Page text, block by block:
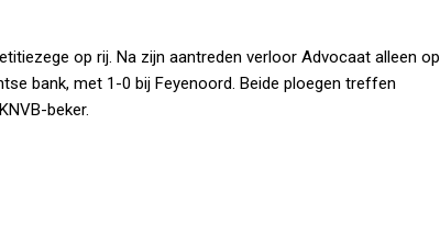
op rij. Na zijn aantreden verloor Advocaat alleen op
bank, met 1-0 bij Feyenoord. Beide ploegen treffen
beker.